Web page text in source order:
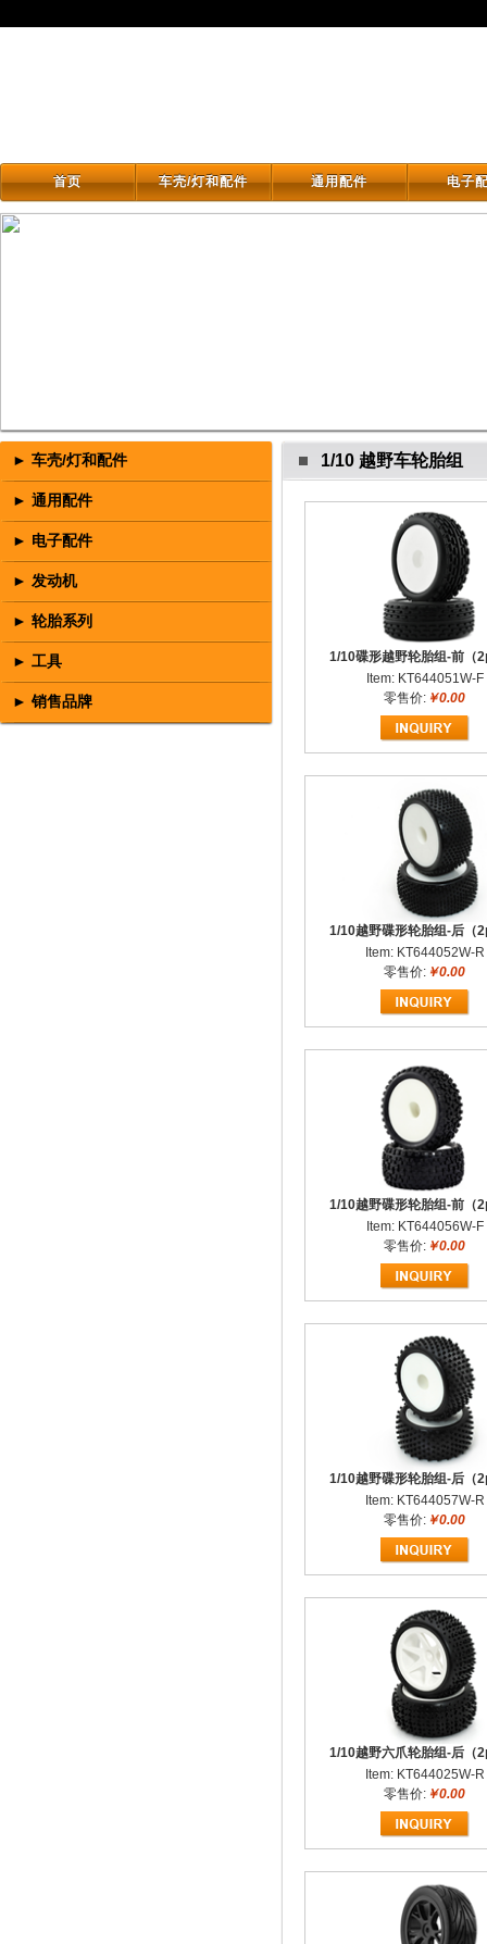
首页
首页 车壳/灯和配件
车壳/灯和配件 通用配件
通用配件 电子
电子
► 车壳/灯和配件
► 通用配件
► 电子配件
► 发动机
► 轮胎系列
► 工具
► 销售品牌
1/10 越野车轮胎组
1/10碟形越野轮胎组-前（
Item: KT644051W-F
零售价: ￥0.00
1/10越野碟形轮胎组-后（
Item: KT644052W-R
零售价: ￥0.00
1/10越野碟形轮胎组-前（
Item: KT644056W-F
零售价: ￥0.00
1/10越野碟形轮胎组-后（
Item: KT644057W-R
零售价: ￥0.00
1/10越野六爪轮胎组-后（
Item: KT644025W-R
零售价: ￥0.00